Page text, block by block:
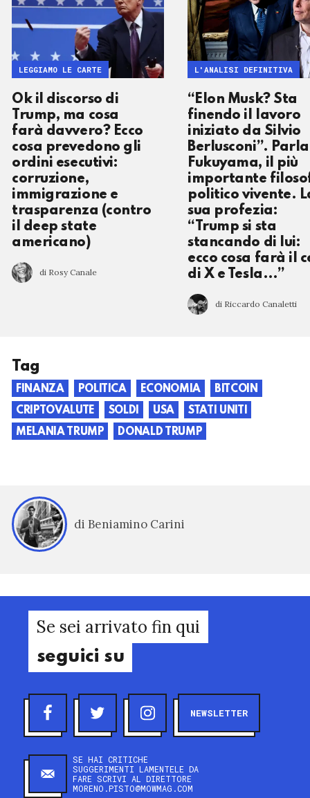
Ok il discorso di
Trump, ma cosa
farà davvero? Ecco
cosa prevedono gli
ordini esecutivi:
corruzione,
immigrazione e
trasparenza (contro
il deep state
americano)
di Rosy Canale
LEGGIAMO LE CARTE
⁠“Elon Musk? Sta
finendo il lavoro
iniziato da Silvio
Berlusconi”. Parla
Fukuyama, il più
importante
politico vivente.
sua profezia:
“Trump si sta
stancando di lui:
ecco cosa farà il
di X e Tesla…”
di Riccardo Canaletti
L'ANALISI DEFINITIVA
Tag
FINANZA POLITICA ECONOMIA
BITCOIN
CRIPTOVALUTE
SOLDI USA
STATI UNITI
MELANIA TRUMP
DONALD TRUMP
di Beniamino Carini
Se sei arrivato fin qui
seguici su
NEWSLETTER
SE HAI CRITICHE
SUGGERIMENTI LAMENTELE DA
FARE SCRIVI AL DIRETTORE
MORENO.PISTO@MOWMAG.COM